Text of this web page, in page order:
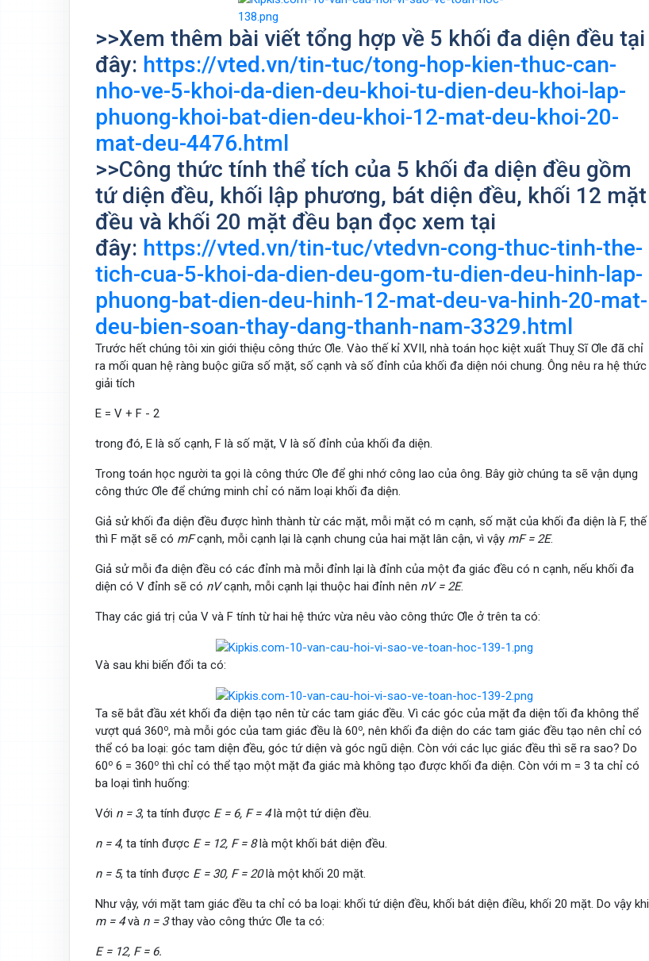
>>Xem thêm bài viết tổng hợp về 5 khối đa diện đều tại
đây: https://vted.vn/tin-tuc/tong-hop-kien-thuc-can-
nho-ve-5-khoi-da-dien-deu-khoi-tu-dien-deu-khoi-lap-
phuong-khoi-bat-dien-deu-khoi-12-mat-deu-khoi-20-
mat-deu-4476.html
>>Công thức tính thể tích của 5 khối đa diện đều gồm
tứ diện đều, khối lập phương, bát diện đều, khối 12 mặt
đều và khối 20 mặt đều bạn đọc xem tại
đây: https://vted.vn/tin-tuc/vtedvn-cong-thuc-tinh-the-
tich-cua-5-khoi-da-dien-deu-gom-tu-dien-deu-hinh-lap-
phuong-bat-dien-deu-hinh-12-mat-deu-va-hinh-20-mat-
deu-bien-soan-thay-dang-thanh-nam-3329.html
Trước hết chúng tôi xin giới thiệu công thức Ơle. Vào thế kỉ XVII, nhà toán học kiệt xuất Thuỵ Sĩ Ơle đã chỉ
ra mối quan hệ ràng buộc giữa số mặt, số cạnh và số đỉnh của khối đa diện nói chung. Ông nêu ra hệ thức
giải tích
E = V + F - 2
trong đó, E là số cạnh, F là số mặt, V là số đỉnh của khối đa diện.
Trong toán học người ta gọi là công thức Ơle để ghi nhớ công lao của ông. Bây giờ chúng ta sẽ vận dụng
công thức Ơle để chứng minh chỉ có năm loại khối đa diện.
Giả sử khối đa diện đều được hình thành từ các mặt, mỗi mặt có m cạnh, số mặt của khối đa diện là F, thế
thì F mặt sẽ có mFcạnh, mỗi cạnh lại là cạnh chung của hai mặt lân cận, vì vậy mF = 2E.
Giả sử mỗi đa diện đều có các đỉnh mà mỗi đỉnh lại là đỉnh của một đa giác đều có n cạnh, nếu khối đa
diện có V đỉnh sẽ có nVcạnh, mỗi cạnh lại thuộc hai đỉnh nên nV = 2E.
Thay các giá trị của V và F tính từ hai hệ thức vừa nêu vào công thức Ơle ở trên ta có:
Và sau khi biến đổi ta có:
Ta sẽ bắt đầu xét khối đa diện tạo nên từ các tam giác đều. Vì các góc của mặt đa diện tối đa không thể
vượt quá 360o, mà mỗi góc của tam giác đều là 60o, nên khối đa diện do các tam giác đều tạo nên chỉ có
thể có ba loại: góc tam diện đều, góc tứ diện và góc ngũ diện. Còn với các lục giác đều thì sẽ ra sao? Do
60o 6 = 360o thì chỉ có thể tạo một mặt đa giác mà không tạo được khối đa diện. Còn với m = 3 ta chỉ có
ba loại tình huống:
Với n = 3, ta tính được E = 6, F = 4là một tứ diện đều.
n = 4, ta tính được E = 12, F = 8là một khối bát diện đều.
n = 5, ta tính được E = 30, F = 20là một khối 20 mặt.
Như vậy, với mặt tam giác đều ta chỉ có ba loại: khối tứ diện đều, khối bát diện điều, khối 20 mặt. Do vậy khi
m = 4và n = 3thay vào công thức Ơle ta có:
E = 12, F = 6.